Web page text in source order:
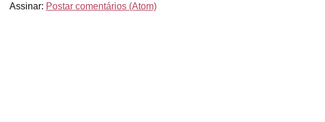
Assinar: Postar comentários (Atom)